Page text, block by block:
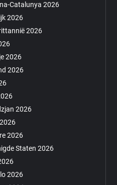
Catalunya 2026
2026
2026
2026
2026
2026
2026
Staten 2026
2026